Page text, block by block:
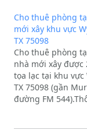
Cho thuê phòng
mới xây khu vực
TX 75098
Cho thuê phòng
nhà mới xây được
tọa lạc tại khu vực
TX 75098 (gần
đường FM